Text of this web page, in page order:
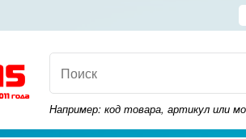
Например: код товара, артикул или